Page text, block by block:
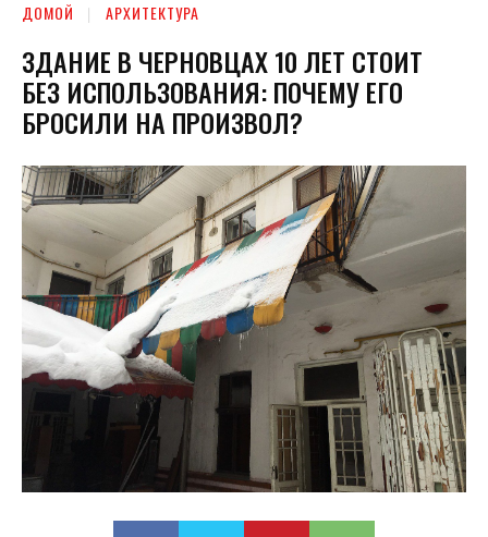
ДОМОЙ АРХИТЕКТУРА
ЗДАНИЕ В ЧЕРНОВЦАХ 10 ЛЕТ СТОИТ
БЕЗ ИСПОЛЬЗОВАНИЯ: ПОЧЕМУ ЕГО
БРОСИЛИ НА ПРОИЗВОЛ?